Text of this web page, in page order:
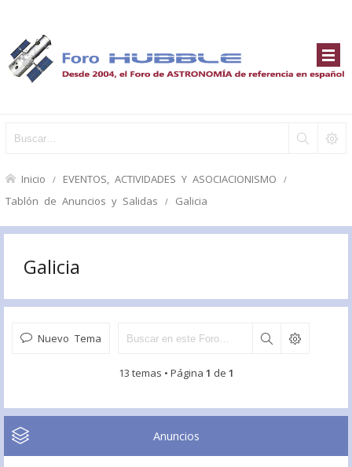
Inicio EVENTOS, ACTIVIDADES Y ASOCIACIONISMO
Tablón de Anuncios y Salidas Galicia
Galicia
Nuevo Tema
13 temas • Página 1 de 1
Anuncios